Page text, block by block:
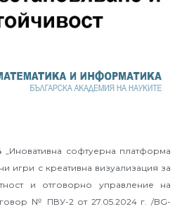
„Иновативна софтуерна платформа
игри с креативна визуализация за
и отговорно управление на
№ ПВУ-2 от 27.05.2024 г. /BG-